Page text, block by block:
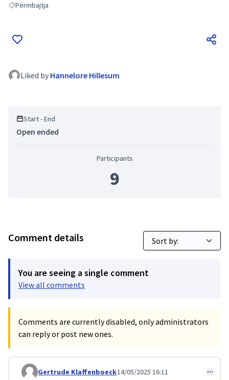
Filter results for: Përmbajtja
Përmbajtja
Liked by Hannelore Hillesum
Start - End
Open ended
Participants
9
Comment details
You are seeing a single comment
View all comments
Comments are currently disabled, only administrators
can reply or post new ones.
Comment 167
Gertrude Klaffenboeck14/05/2025 16:11